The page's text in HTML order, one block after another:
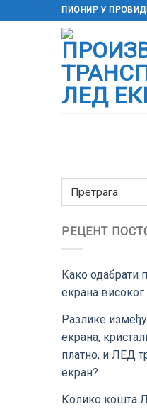
на
ПИОНИР У
РЕЦЕНТ
Како одабрати
екрана високог
Разлике
екрана,
платно, и ЛЕД
екран?
Колико кошта